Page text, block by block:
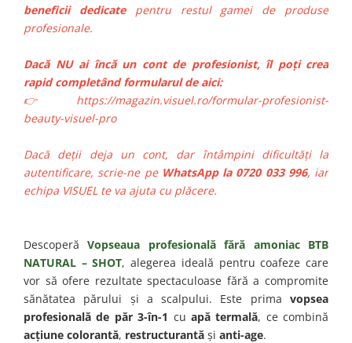
beneficii dedicatepentru restul gamei de produse
profesionale.
Dacă NU ai încă un cont de profesionist, îl poți crea
rapid completând formularul de aici:
👉 https://magazin.visuel.ro/formular-profesionist-
beauty-visuel-pro
Dacă deții deja un cont, dar întâmpini dificultăți la
autentificare, scrie-ne pe WhatsApp la 0720 033 996, iar
echipa VISUEL te va ajuta cu plăcere.
DescoperăVopseaua profesională fără amoniac BTB
NATURAL – SHOT, alegerea ideală pentru coafeze care
vor să ofere rezultate spectaculoase fără a compromite
sănătatea părului și a scalpului. Este prima vopsea
profesională de păr 3-în-1 cu apă termală, ce combină
acțiune colorantă, restructurantă și anti-age.